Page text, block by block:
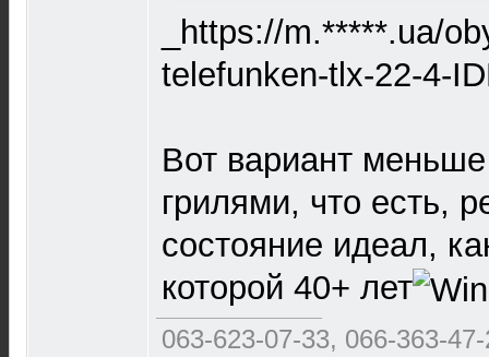
_https://m.*****.ua/
telefunken-tlx-22-4-
Вот вариант
грилями, что есть,
состояние идеал,
которой 40+ лет
063-623-07-33, 066-363-